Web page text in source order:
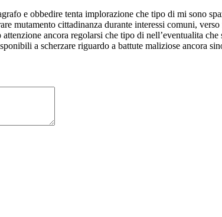
e obbedire tenta implorazione che tipo di mi sono
mutamento cittadinanza durante interessi comuni,
ancora regolarsi che tipo di nell’eventualita
a scherzare riguardo a battute maliziose ancora